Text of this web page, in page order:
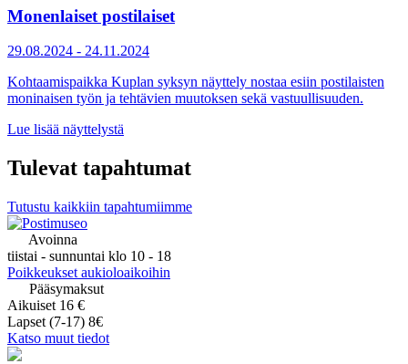
Monenlaiset postilaiset
29.08.2024 - 24.11.2024
Kohtaamispaikka Kuplan syksyn näyttely nostaa esiin postilaisten
moninaisen työn ja tehtävien muutoksen sekä vastuullisuuden.
Lue lisää näyttelystä
Tulevat tapahtumat
Tutustu kaikkiin tapahtumiimme
Avoinna
tiistai - sunnuntai klo 10 - 18
Poikkeukset aukioloaikoihin
Pääsymaksut
Aikuiset 16 €
Lapset (7-17) 8€
Katso muut tiedot